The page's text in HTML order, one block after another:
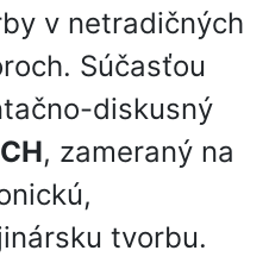
v netradičných
Súčasťou
diskusný
, zameraný na
tvorbu.